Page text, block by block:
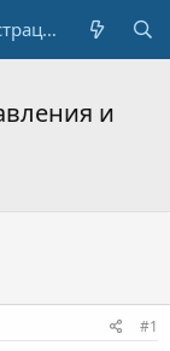
Регистрация
и
#1